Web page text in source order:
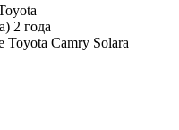
2 года
Toyota Camry Solara